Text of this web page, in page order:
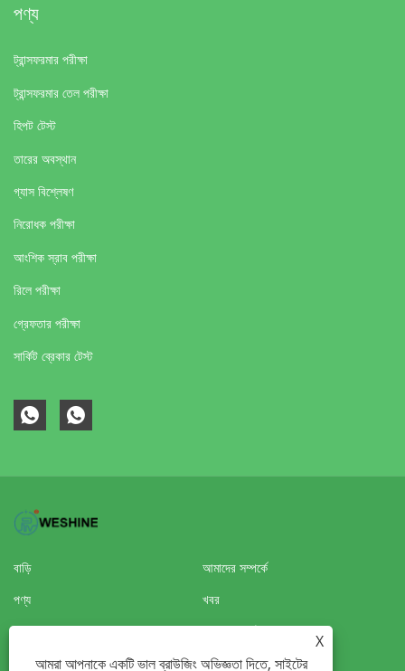
পণ্য
ট্রান্সফরমার পরীক্ষা
ট্রান্সফরমার তেল পরীক্ষা
হিপট টেস্ট
তারের অবস্থান
গ্যাস বিশ্লেষণ
নিরোধক পরীক্ষা
আংশিক স্রাব পরীক্ষা
রিলে পরীক্ষা
গ্রেফতার পরীক্ষা
সার্কিট ব্রেকার টেস্ট
বাড়ি
আমাদের সম্পর্কে
পণ্য
খবর
ডাউনলোড করুন
অনুসন্ধান পাঠান
আমাদের সাথে যোগাযোগ করুন
ভিআর
X
আমরা আপনাকে একটি ভাল ব্রাউজিং অভিজ্ঞতা দিতে, সাইটের